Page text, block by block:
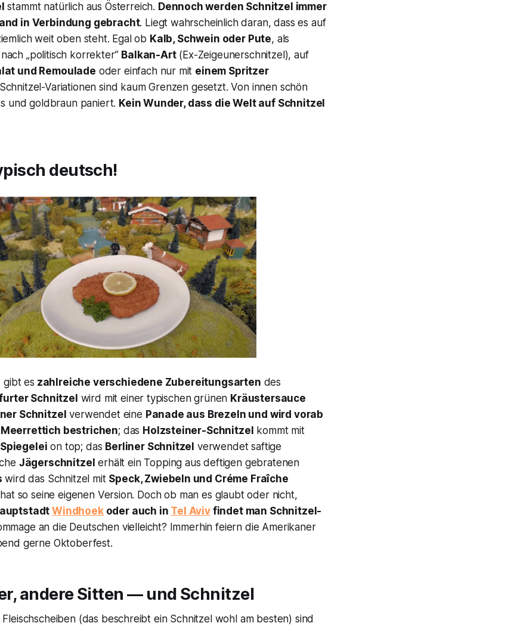
stammt natürlich aus Österreich. Dennoch werden Schnitzel immer
in Verbindung gebracht. Liegt wahrscheinlich daran, dass es auf
weit oben steht. Egal ob Kalb, Schwein oder Pute, als
„politisch korrekter” Balkan-Art(Ex-Zeigeunerschnitzel), auf
und Remoulade oder einfach nur mit einem Spritzer
Variationen sind kaum Grenzen gesetzt. Von innen schön
und goldbraun paniert. Kein Wunder, dass die Welt auf Schnitzel
deutsch!
gibt es zahlreiche verschiedene Zubereitungsarten des
Schnitzel wird mit einer typischen grünen Kräustersauce
Schnitzel verwendet eine Panade aus Brezeln und wird vorab
bestrichen; das Holzsteiner-Schnitzel
kommt mit
on top; das Berliner Schnitzel verwendet saftige
Jägerschnitzel erhält ein Topping aus deftigen gebratenen
wird das Schnitzel mit Speck, Zwiebeln und Créme Fraîche
so seine eigenen Version. Doch ob man es glaubt oder nicht,
Windhoekoder auch in Tel Avivfindet man Schnitzel-
an die Deutschen vielleicht? Immerhin feiern die Amerikaner
gerne Oktoberfest.
andere Sitten — und Schnitzel
(das beschreibt ein Schnitzel wohl am besten) sind